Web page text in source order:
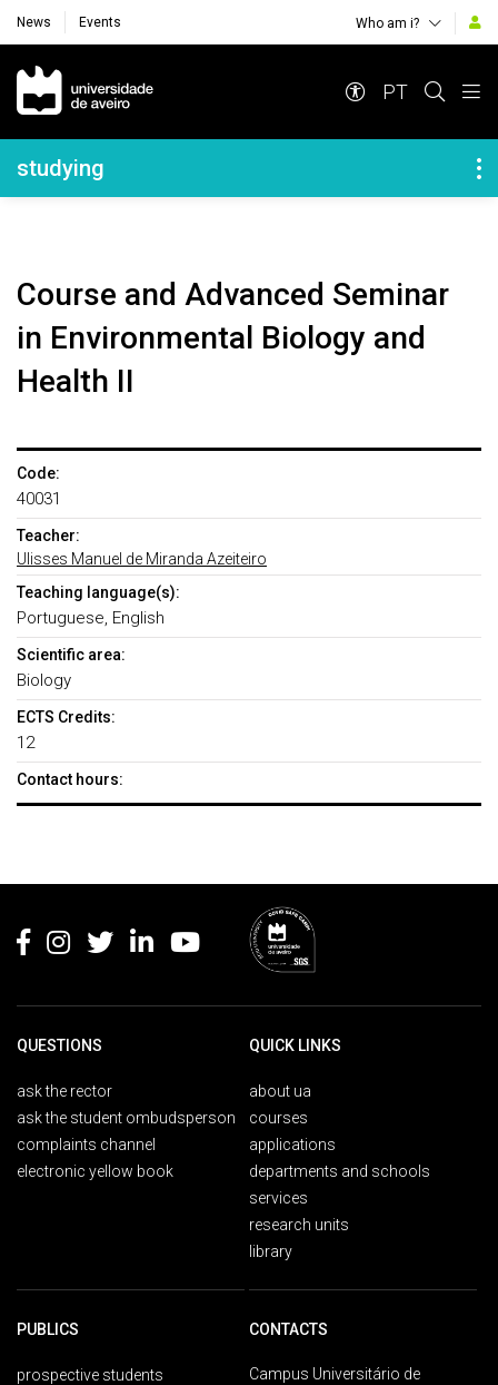
News Events Who am i?
Navegação Principal
PT
Navegação Lateral
studying
Course and Advanced Seminar
in Environmental Biology and
Health II
Code:
40031
Teacher:
Ulisses Manuel de Miranda Azeiteiro
Teaching language(s):
Portuguese, English
Scientific area:
Biology
ECTS Credits:
12
Contact hours:
QUESTIONS
ask the rector
ask the student ombudsperson
complaints channel
electronic yellow book
QUICK LINKS
about ua
courses
applications
departments and schools
services
research units
library
PUBLICS
prospective students
CONTACTS
Campus Universitário de